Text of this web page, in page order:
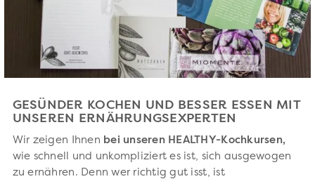
GESÜNDER KOCHEN UND BESSER ESSEN MIT
UNSEREN ERNÄHRUNGSEXPERTEN
Wir zeigen Ihnen bei unseren HEALTHY-Kochkursen,
wie schnell und unkompliziert es ist, sich ausgewogen
zu ernähren. Denn wer richtig gut isst, ist